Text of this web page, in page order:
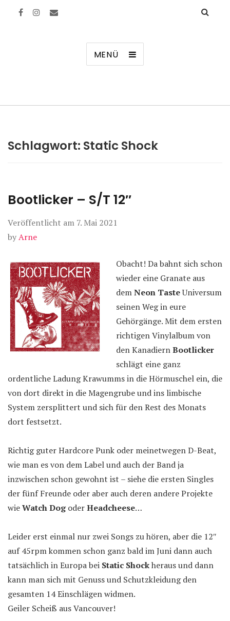
MENÜ
Schlagwort: Static Shock
Bootlicker – S/T 12″
Veröffentlicht am 7. Mai 2021
byArne
Obacht! Da bahnt sich schon
wieder eine Granate aus
demNeon TasteUniversum
seinen Weg in eure
Gehörgänge. Mit dem ersten
richtigen Vinylalbum von
den KanadiernBootlicker
schlägt eine ganz
ordentliche Ladung Krawumms in die Hörmuschel ein, die
von dort direkt in die Magengrube und ins limbische
System zersplittert und sich für den Rest des Monats
dort festsetzt.
Richtig guter Hardcore Punk oder meinetwegen D-Beat,
wie man es von dem Label und auch der Band ja
inzwischen schon gewohnt ist – siehe die ersten Singles
der fünf Freunde oder aber auch deren andere Projekte
wieWatch DogoderHeadcheese…
Leider erst einmal nur zwei Songs zu hören, aber die 12″
auf 45rpm kommen schon ganz bald im Juni dann auch
tatsächlich in Europa bei Static Shockheraus und dann
kann man sich mit Genuss und Schutzkleidung den
gesamten 14 Einschlägen widmen.
Geiler Scheiß aus Vancouver!